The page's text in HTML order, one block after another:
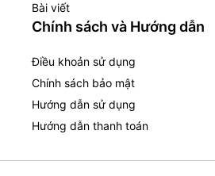
Bài viết
Chính sách và Hướng dẫn
Điều khoản sử dụng
Chính sách bảo mật
Hướng dẫn sử dụng
Hướng dẫn thanh toán